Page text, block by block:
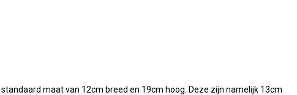
maat van 12cm breed en 19cm hoog. Deze zijn namelijk 13cm